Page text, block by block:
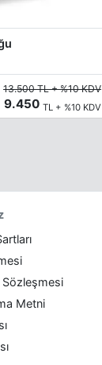
13.500 TL + %10 KDV
9.450TL + %10 KDV
Sözleşmesi
Metni